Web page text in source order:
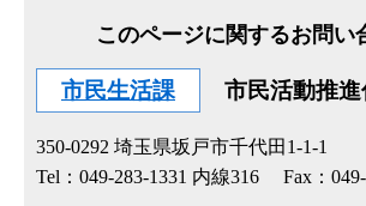
このページに関するお問い
市民生活課 市民活動推進
350-0292 埼玉県坂戸市千代田1-1-1
Tel：049-283-1331 内線316
Fax：